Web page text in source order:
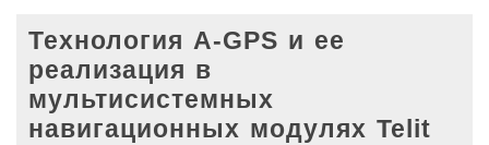
Технология A-GPS и ее
реализация в
мультисистемных
навигационных модулях Telit